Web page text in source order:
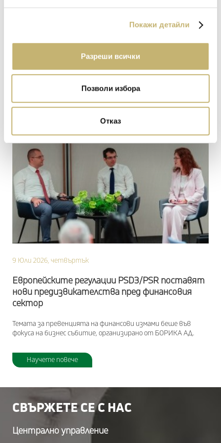
Покажи детайли
Разреши всички
Позволи избора
Отказ
WWF България и УниКредит Булбанк с
голямата природозащитна организация у нас чрез blink
дарение...
9 Юли 2026, четвъртък
Европейските регулации PSD3/PSR поставят
нови предизвикателства пред финансовия
сектор
Темата за превенцията на финансови измами беше във
фокуса на бизнес събитие, организирано от БОРИКА АД.
Научете повече
СВЪРЖЕТЕ СЕ С НАС
Централно управление